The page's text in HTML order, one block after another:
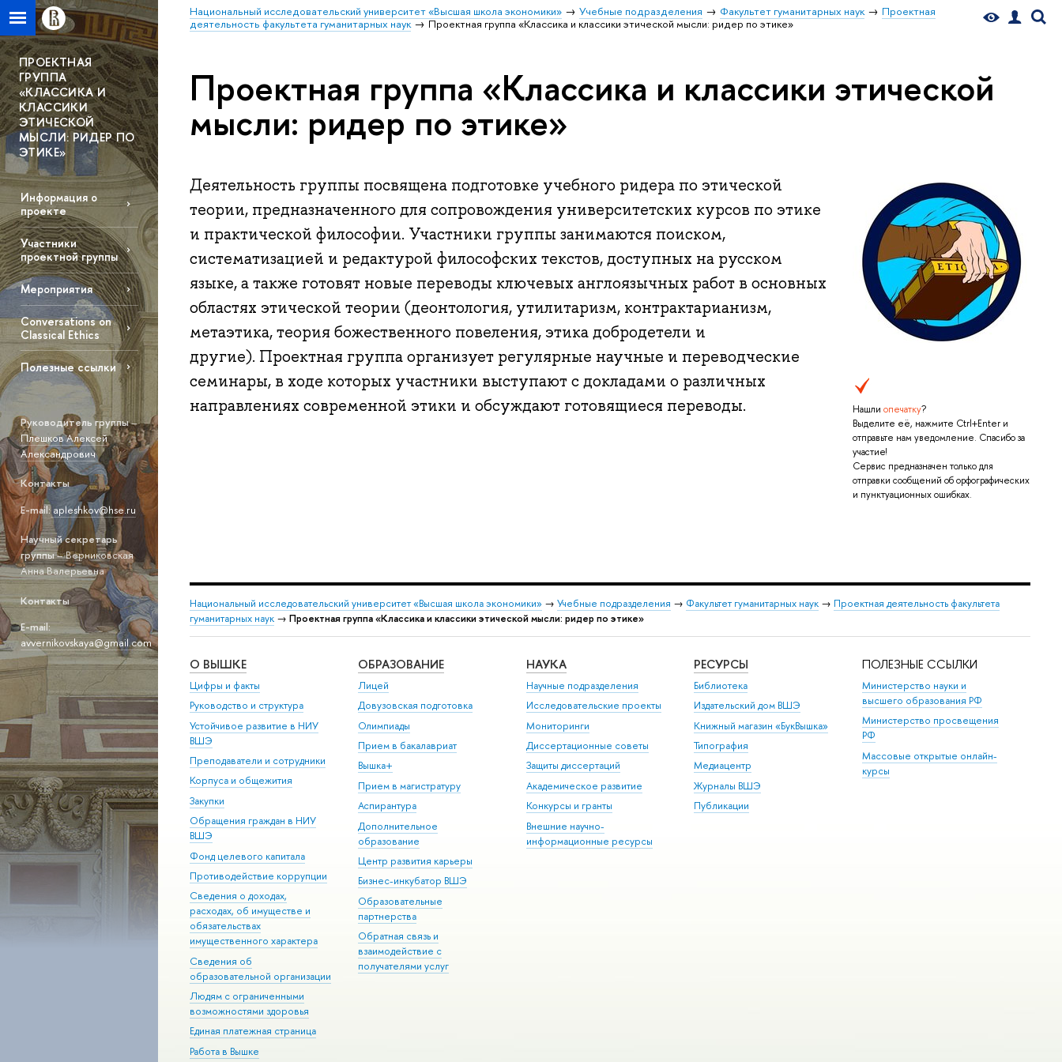
Национальный исследовательский университет «Высшая школа экономики» Учебные подразделения Факультет гуманитарных наук
Проектная
деятельность факультета гуманитарных наук
Проектная группа «Классика и классики этической мысли: ридер по этике»
ПРОЕКТНАЯ
ГРУППА
«КЛАССИКА И
КЛАССИКИ
ЭТИЧЕСКОЙ
МЫСЛИ: РИДЕР ПО
ЭТИКЕ»
Информация о
проекте
Участники
проектной группы
Мероприятия
Conversations on
Classical Ethics
Полезные ссылки
Руководитель группы–
Плешков Алексей
Александрович
Контакты
E-mail:apleshkov@hse.ru
Научный секретарь
группы– Верниковская
Анна Валерьевна
Контакты
E-mail:
avvernikovskaya@gmail.com
Проектная группа «Классика и классики этической
мысли: ридер по этике»
Нашли опечатку?
Выделите её, нажмите Ctrl+Enter и
отправьте нам уведомление. Спасибо за
участие!
Сервис предназначен только для
отправки сообщений об орфографических
и пунктуационных ошибках.
Деятельность группы посвящена подготовке учебного ридера по этической
теории, предназначенного для сопровождения университетских курсов по этике
и практической философии. Участники группы занимаются поиском,
систематизацией и редактурой философских текстов, доступных на русском
языке, а также готовят новые переводы ключевых англоязычных работ в основных
областях этической теории (деонтология, утилитаризм, контрактарианизм,
метаэтика, теория божественного повеления, этика добродетели и
другие). Проектная группа организует регулярные научные и переводческие
семинары, в ходе которых участники выступают с докладами о различных
направлениях современной этики и обсуждают готовящиеся переводы.
Национальный исследовательский университет «Высшая школа экономики» → Учебные подразделения → Факультет гуманитарных наук → Проектная деятельность факультета
гуманитарных наук → Проектная группа «Классика и классики этической мысли: ридер по этике»
О ВЫШКЕ
Цифры и факты
Руководство и структура
Устойчивое развитие в НИУ
ВШЭ
Преподаватели и сотрудники
Корпуса и общежития
Закупки
Обращения граждан в НИУ
ВШЭ
Фонд целевого капитала
Противодействие коррупции
Сведения о доходах,
расходах, об имуществе и
обязательствах
имущественного характера
Сведения об
образовательной организации
Людям с ограниченными
возможностями здоровья
Единая платежная страница
Работа в Вышке
ОБРАЗОВАНИЕ
Лицей
Довузовская подготовка
Олимпиады
Прием в бакалавриат
Вышка+
Прием в магистратуру
Аспирантура
Дополнительное
образование
Центр развития карьеры
Бизнес-инкубатор ВШЭ
Образовательные
партнерства
Обратная связь и
взаимодействие с
получателями услуг
НАУКА
Научные подразделения
Исследовательские проекты
Мониторинги
Диссертационные советы
Защиты диссертаций
Академическое развитие
Конкурсы и гранты
Внешние научно-
информационные ресурсы
РЕСУРСЫ
Библиотека
Издательский дом ВШЭ
Книжный магазин «БукВышка»
Типография
Медиацентр
Журналы ВШЭ
Публикации
ПОЛЕЗНЫЕ ССЫЛКИ
Министерство науки и
высшего образования РФ
Министерство просвещения
РФ
Массовые открытые онлайн-
курсы